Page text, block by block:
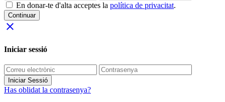
En donar-te d'alta acceptes la política de privacitat.
Continuar
close
Iniciar sessió
Iniciar Sessió
Has oblidat la contrasenya?